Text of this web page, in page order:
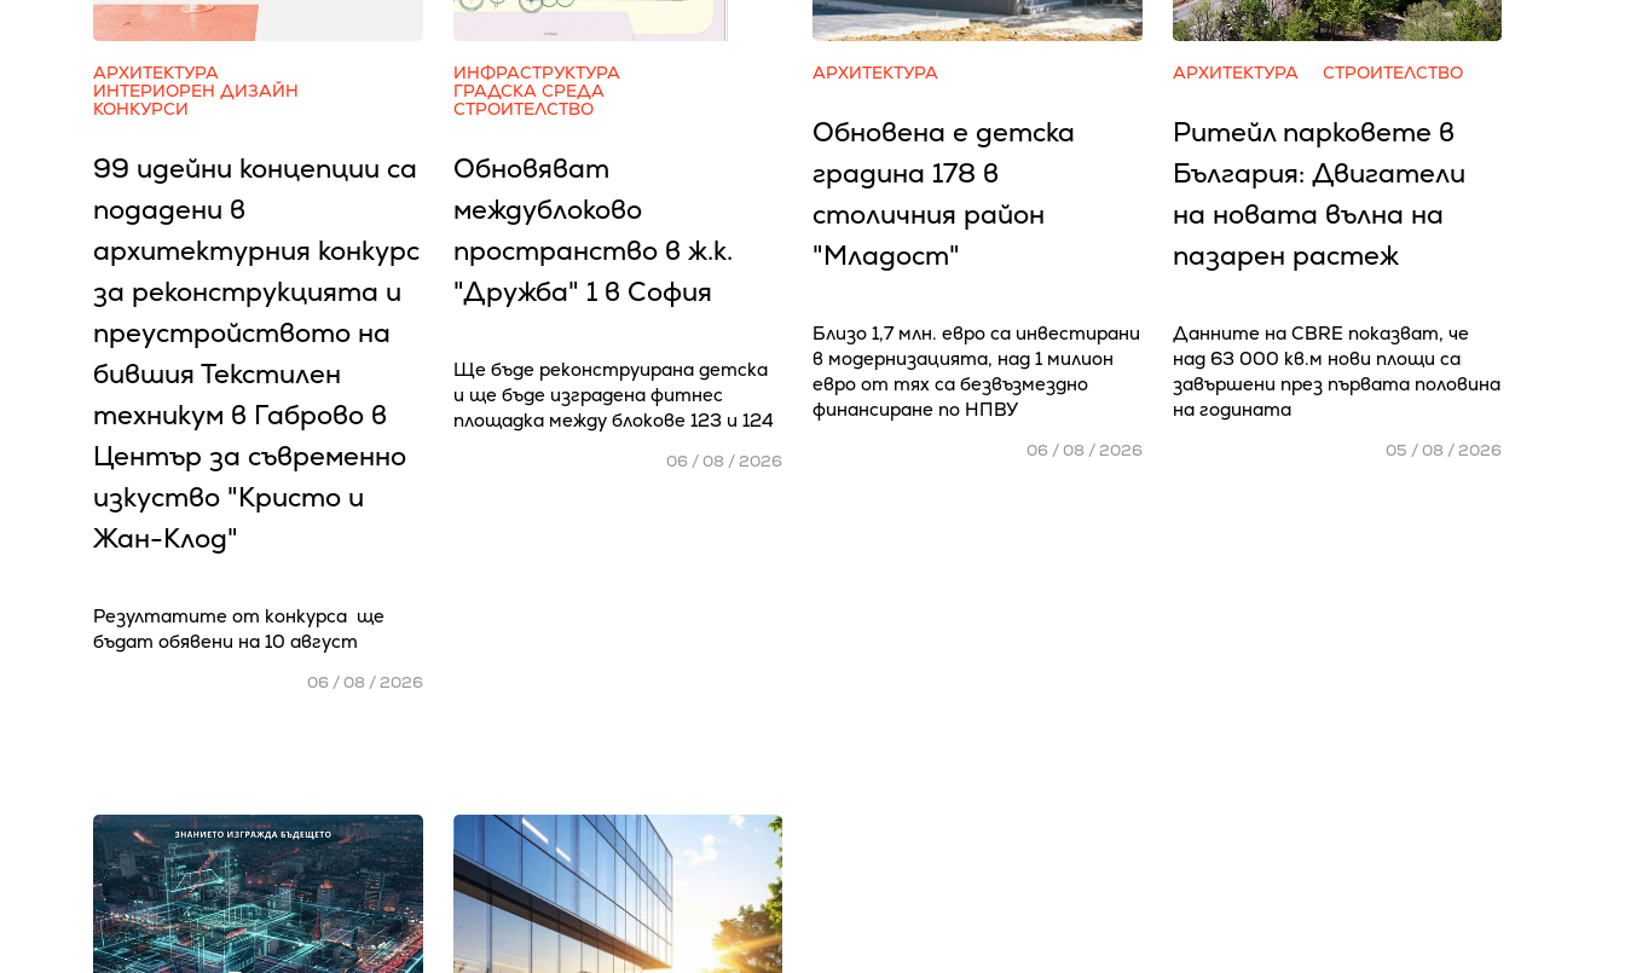
АРХИТЕКТУРА
ИНТЕРИОРЕН ДИЗАЙН
КОНКУРСИ
99 идейни концепции са
подадени в
архитектурния конкурс
за реконструкцията и
преустройството на
бившия Текстилен
техникум в Габрово в
Център за съвременно
изкуство "Кристо и
Жан-Клод"
Резултатите от конкурса ще
бъдат обявени на 10 август
06 / 08 / 2026
ИНФРАСТРУКТУРА
ГРАДСКА СРЕДА
СТРОИТЕЛСТВО
Обновяват
междублоково
пространство в ж.к.
"Дружба" 1 в София
Ще бъде реконструирана детска
и ще бъде изградена фитнес
площадка между блокове 123 и 124
06 / 08 / 2026
АРХИТЕКТУРА
Обновена е детска
градина 178 в
столичния район
"Младост"
Близо 1,7 млн. евро са инвестирани
в модернизацията, над 1 милион
евро от тях са безвъзмездно
финансиране по НПВУ
06 / 08 / 2026
АРХИТЕКТУРА СТРОИТЕЛСТВО
Ритейл парковете в
България: Двигатели
на новата вълна на
пазарен растеж
Данните на CBRE показват, че
над 63 000 кв.м нови площи са
завършени през първата половина
на годината
05 / 08 / 2026